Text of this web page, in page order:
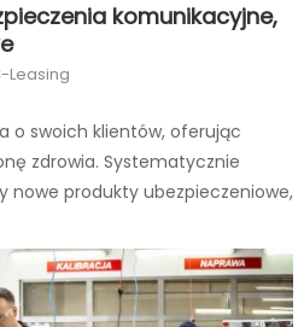
komunikacyjne,
Leasing
o swoich klientów, oferując
zdrowia. Systematycznie
nowe produkty ubezpieczeniowe,
oferuje grupa
oferowane są polisy
20 tysięcy osób w